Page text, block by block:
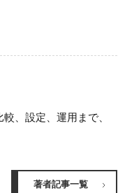
、設定、運用まで、
著者記事一覧